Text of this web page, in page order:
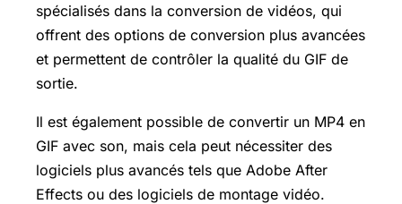
spécialisés dans la conversion de vidéos, qui
offrent des options de conversion plus avancées
et permettent de contrôler la qualité du GIF de
sortie.
Il est également possible de convertir un MP4 en
GIF avec son, mais cela peut nécessiter des
logiciels plus avancés tels que Adobe After
Effects ou des logiciels de montage vidéo.